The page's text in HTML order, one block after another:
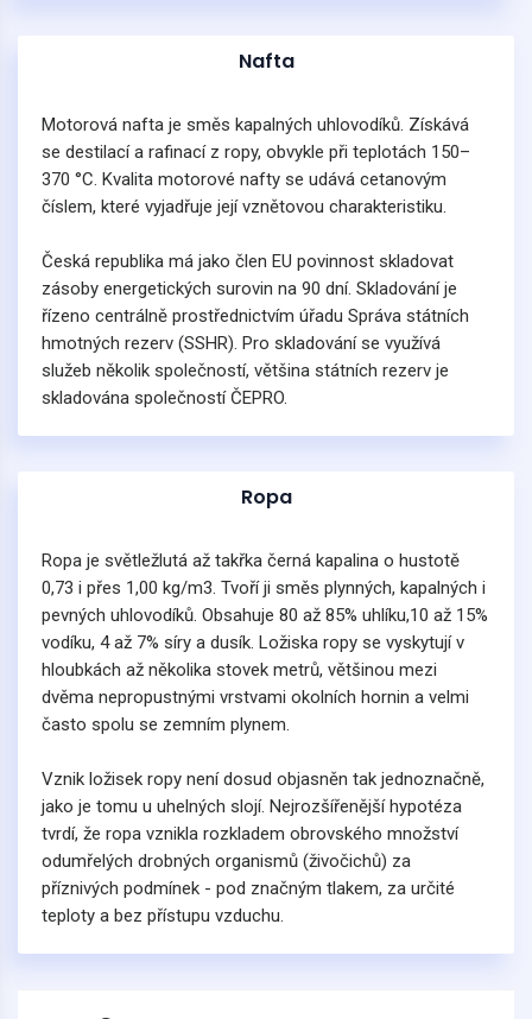
Nafta
Motorová nafta je směs kapalných uhlovodíků. Získává
se destilací a rafinací z ropy, obvykle při teplotách 150–
370 °C. Kvalita motorové nafty se udává cetanovým
číslem, které vyjadřuje její vznětovou charakteristiku.
Česká republika má jako člen EU povinnost skladovat
zásoby energetických surovin na 90 dní. Skladování je
řízeno centrálně prostřednictvím úřadu Správa státních
hmotných rezerv (SSHR). Pro skladování se využívá
služeb několik společností, většina státních rezerv je
skladována společností ČEPRO.
Ropa
Ropa je světležlutá až takřka černá kapalina o hustotě
0,73 i přes 1,00 kg/m3. Tvoří ji směs plynných, kapalných i
pevných uhlovodíků. Obsahuje 80 až 85% uhlíku,10 až 15%
vodíku, 4 až 7% síry a dusík. Ložiska ropy se vyskytují v
hloubkách až několika stovek metrů, většinou mezi
dvěma nepropustnými vrstvami okolních hornin a velmi
často spolu se zemním plynem.
Vznik ložisek ropy není dosud objasněn tak jednoznačně,
jako je tomu u uhelných slojí. Nejrozšířenější hypotéza
tvrdí, že ropa vznikla rozkladem obrovského množství
odumřelých drobných organismů (živočichů) za
příznivých podmínek - pod značným tlakem, za určité
teploty a bez přístupu vzduchu.